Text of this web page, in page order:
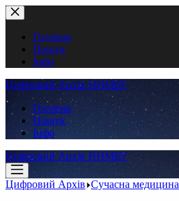
Перейти
до
вмістуГоловна
Пошук
Інфо
Цифровий Архів ННМБУ
Головна
Пошук
Інфо
Цифровий Архів ННМБУ
Цифровий Архів Сучасна медицина